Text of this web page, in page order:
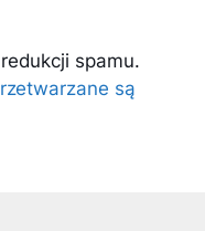
spamu.
są